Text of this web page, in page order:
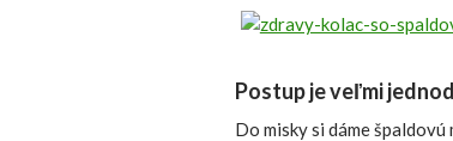
Postup je veľmi
Do misky si dáme špaldovú